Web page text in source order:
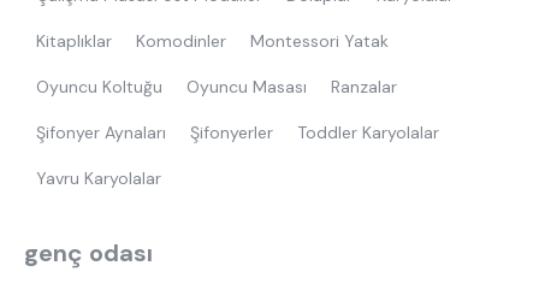
Kitaplıklar Komodinler Montessori Yatak
Oyuncu Koltuğu Oyuncu Masası Ranzalar
Şifonyer Aynaları Şifonyerler Toddler Karyolalar
Yavru Karyolalar
genç odası